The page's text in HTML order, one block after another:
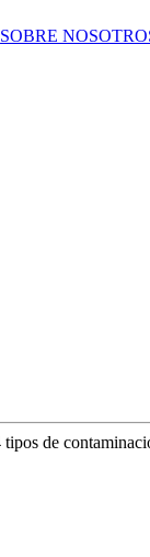
SOBRE
de